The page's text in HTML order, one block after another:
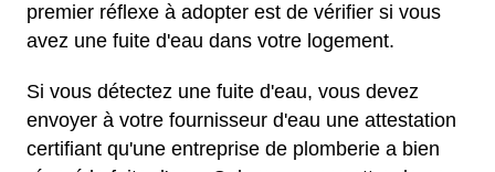
premier réflexe à adopter est de vérifier si vous
avez une fuite d'eau dans votre logement.
Si vous détectez une fuite d'eau, vous devez
envoyer à votre fournisseur d'eau une attestation
certifiant qu'une entreprise de plomberie a bien